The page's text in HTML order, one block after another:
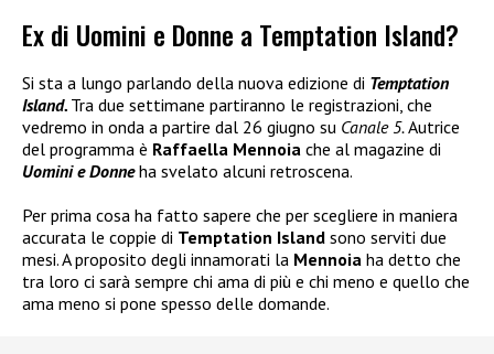
Ex di Uomini e Donne a Temptation Island?
Si sta a lungo parlando della nuova edizione di Temptation
Island. Tra due settimane partiranno le registrazioni, che
vedremo in onda a partire dal 26 giugno su Canale 5.Autrice
del programma è Raffaella Mennoia che al magazine di
Uomini e Donneha svelato alcuni retroscena.
Per prima cosa ha fatto sapere che per scegliere in maniera
accurata le coppie di Temptation Island sono serviti due
mesi. A proposito degli innamorati la Mennoia ha detto che
tra loro ci sarà sempre chi ama di più e chi meno e quello che
ama meno si pone spesso delle domande.